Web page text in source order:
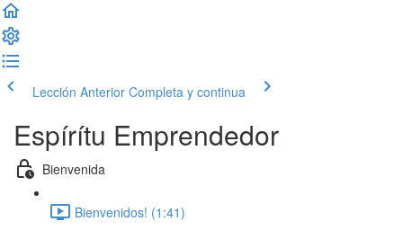
Lección Anterior Completa y continua
Espírítu Emprendedor
Bienvenida
Bienvenidos! (1:41)